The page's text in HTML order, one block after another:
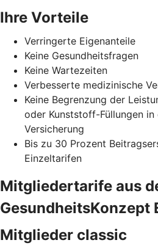
Ihre Vorteile
Verringerte Eigenanteile
Keine Gesundheitsfragen
Keine Wartezeiten
Verbesserte medizinische
Keine Begrenzung der
oder Kunststoff-Füllungen
Versicherung
Bis zu 30 Prozent
Einzeltarifen
Mitgliedertarife aus
GesundheitsKonzept
Mitglieder classic